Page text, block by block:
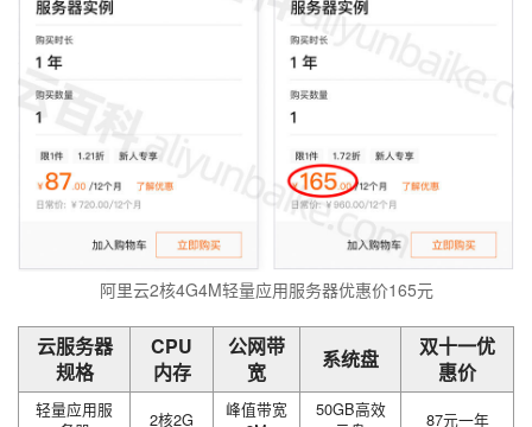
阿里云2核4G4M轻量应用服务器优惠价165元
云服务器
规格
CPU
内存
公网带
宽
系统盘
双十一优
惠价
轻量应用服
2核2G
峰值带宽
50GB高效
87元一年